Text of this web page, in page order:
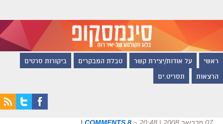
ראשי על אודות/יצירת קשר טבלת המבקרים ביקורות סרטים
הרצאות תסריט.ים